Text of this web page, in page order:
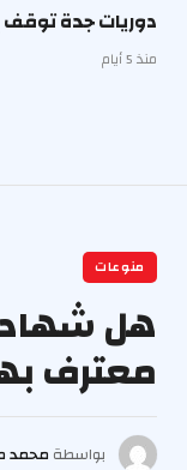
دوريات جدة توقف
منذ 5 أيام
منوعات
هل
معترف
بواسطة محمد